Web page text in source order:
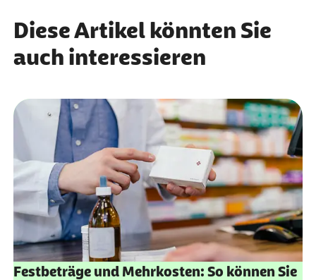
Diese Artikel könnten Sie
auch interessieren
Festbeträge und Mehrkosten: So können Sie